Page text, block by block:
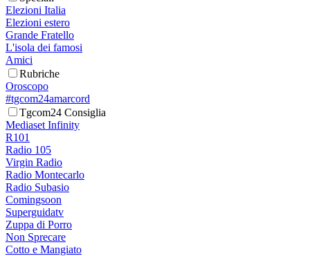
Elezioni Italia
Elezioni estero
Grande Fratello
L'isola dei famosi
Amici
Rubriche
Oroscopo
#tgcom24amarcord
Tgcom24 Consiglia
Mediaset Infinity
R101
Radio 105
Virgin Radio
Radio Montecarlo
Radio Subasio
Comingsoon
Superguidatv
Zuppa di Porro
Non Sprecare
Cotto e Mangiato